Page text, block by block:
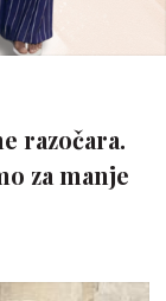
razočara.
za manje